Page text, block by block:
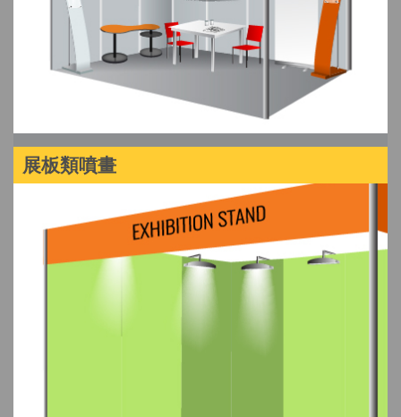
展板類噴畫